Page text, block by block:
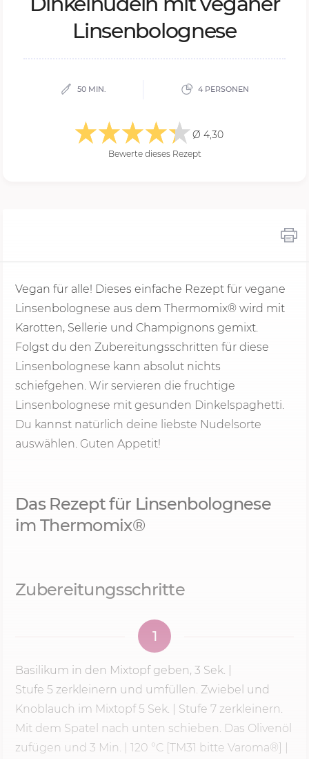
Lin­sen­bo­lo­gne­se
50 MIN. 4 PERSONEN
Ø 4,30
Bewerte dieses Rezept
Vegan für alle! Dieses einfache Rezept für vegane
Linsenbolognese aus dem Thermomix® wird mit
Karotten, Sellerie und Champignons gemixt.
Folgst du den Zubereitungsschritten für diese
Linsenbolognese kann absolut nichts
schiefgehen. Wir servieren die fruchtige
Linsenbolognese mit gesunden Dinkelspaghetti.
Du kannst natürlich deine liebste Nudelsorte
auswählen. Guten Appetit!
Das Rezept für Linsenbolognese
im Thermomix®
Zubereitungsschritte
1
Basilikum in den Mixtopf geben, 3 Sek.
Stufe 5 zerkleinern und umfüllen. Zwiebel und
Knoblauch im Mixtopf 5 Sek. | Stufe 7 zerkleinern.
Mit dem Spatel nach unten schieben. Das Olivenöl
zufügen und 3 Min. 120 °C [TM31 bitte Varoma®] |